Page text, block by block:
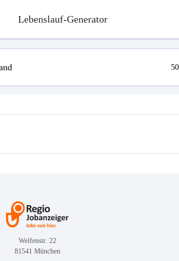
Lebenslauf-Generator
50
Welfenstr. 22
81541 München